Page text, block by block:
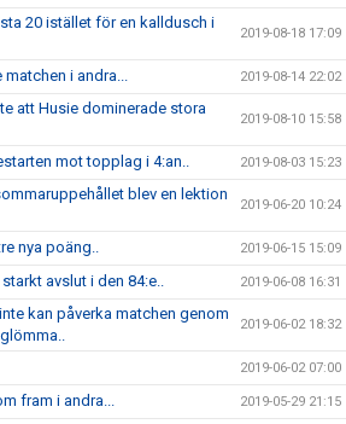
20 istället för en kalldusch i
2019-08-18 17:09
matchen i andra... 2019-08-14 22:02
att Husie dominerade stora
2019-08-10 15:58
mot topplag i 4:an.. 2019-08-03 15:23
blev en lektion
2019-06-20 10:24
nya poäng.. 2019-06-15 15:09
avslut i den 84:e.. 2019-06-08 16:31
kan påverka matchen genom
2019-06-02 18:32
2019-06-02 07:00
fram i andra... 2019-05-29 21:15